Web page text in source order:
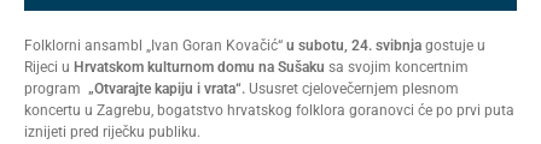
Folklorni ansambl „Ivan Goran Kovačić“ u subotu, 24. svibnja gostuje u
Rijeci u Hrvatskom kulturnom domu na Sušaku sa svojim koncertnim
program „Otvarajte kapiju i vrata“. Ususret cjelovečernjem plesnom
koncertu u Zagrebu, bogatstvo hrvatskog folklora goranovci će po prvi puta
iznijeti pred riječku publiku.